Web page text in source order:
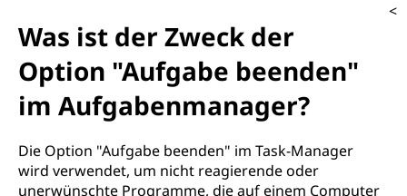
Was ist der Zweck der
Option "Aufgabe beenden"
im Aufgabenmanager?
Die Option "Aufgabe beenden" im Task-Manager
wird verwendet, um nicht reagierende oder
unerwünschte Programme, die auf einem Computer
<